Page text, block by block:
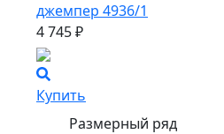
джемпер 4936/1
4 745 ₽
Купить
Размерный ряд